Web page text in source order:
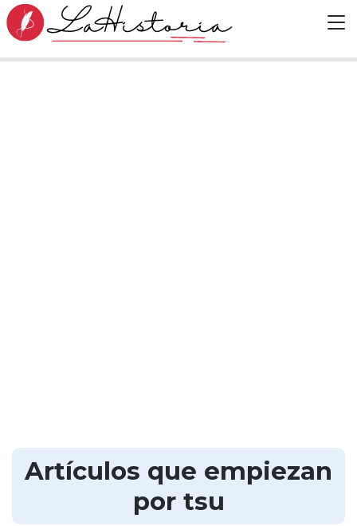
Artículos que empiezan
por tsu